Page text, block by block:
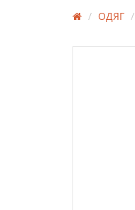
ОДЯГ